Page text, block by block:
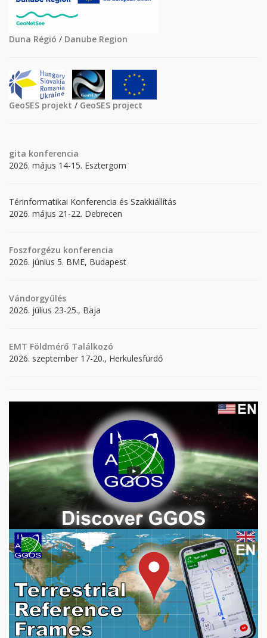
Duna Régió / Danube Region
GeoSES projekt / GeoSES project
gita konferencia
2026. május 14-15. Esztergom
Térinformatikai Konferencia és Szakkiállítás
2026. május 21-22. Debrecen
Foszforgézu konferencia
2026. június 5. BME, Budapest
Vándorgyűlés
2026. július 23-25., Baja
EMT Földmérő Találkozó
2026. szeptember 17-20., Herkulesfürdő